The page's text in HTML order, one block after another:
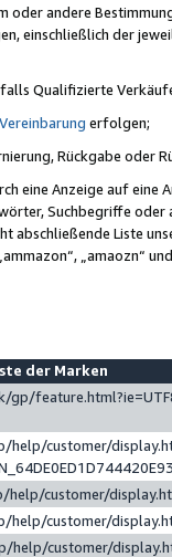
andere
einschließlich der
Qualifizierte
Vereinbarung erfolgen;
Rückgabe oder
eine Anzeige auf
Suchbegriffe
abschließende Liste
„amaozn“
der Marken
gp/
customer/
customer/
customer/
help/customer/